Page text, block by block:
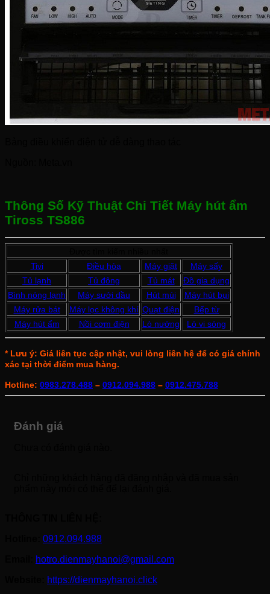
Thông Số Kỹ Thuật Chi Tiết Máy hút ẩm
Tiross TS886
Tivi
Điều hòa Máy giặt
Máy sấy
Tủ lạnh
Tủ đông Tủ mát
Đồ gia dụng
Bình nóng lạnh
Máy sưởi dầu Hút mùi
Máy hút bụi
Máy rửa bát
Máy lọc không khí Quạt điện
Bếp từ
Máy hút ẩm
Nồi cơm điện Lò nướng Lò vi sóng
* Lưu ý: Giá liên tục cập nhật, vui lòng liên hệ để có giá chính
xác tại thời điểm mua hàng.
Hotline: 0983.278.488 – 0912.094.988 – 0912.475.788
Đánh giá
0912.094.988
hotro.dienmayhanoi@gmail.com
https://dienmayhanoi.click